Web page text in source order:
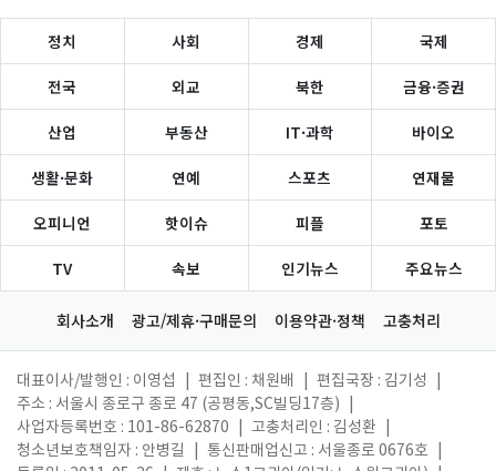
정치 사회 경제 국제
전국 외교 북한 금융·증권
산업 부동산 IT·과학 바이오
생활·문화 연예 스포츠 연재물
오피니언 핫이슈 피플 포토
TV 속보 인기뉴스 주요뉴스
회사소개 광고/제휴·구매문의 이용약관·정책 고충처리
대표이사/발행인 : 이영섭 편집인 : 채원배 편집국장 : 김기성
주소 : 서울시 종로구 종로 47 (공평동,SC빌딩17층)
사업자등록번호 : 101-86-62870
고충처리인 : 김성환
청소년보호책임자 : 안병길
통신판매업신고 : 서울종로 0676호